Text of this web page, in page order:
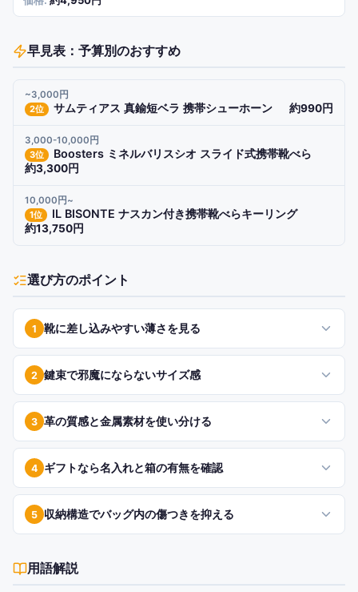
早見表：予算別のおすすめ
~3,000円
2位 サムティアス 真鍮短ベラ 携帯シューホーン 約990円
3,000-10,000円
3位 Boosters ミネルバリスシオ スライド式携帯靴べら
約3,300円
10,000円~
1位 IL BISONTE ナスカン付き携帯靴べらキーリング
約13,750円
選び方のポイント
1 靴に差し込みやすい薄さを見る
2 鍵束で邪魔にならないサイズ感
3 革の質感と金属素材を使い分ける
4 ギフトなら名入れと箱の有無を確認
5 収納構造でバッグ内の傷つきを抑える
用語解説